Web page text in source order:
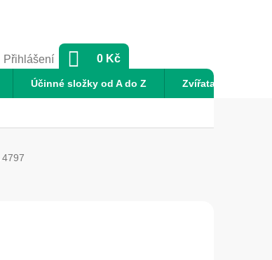
Přihlášení
NÁKUPNÍ
0 Kč
Účinné složky od A do Z Zvířata
4797